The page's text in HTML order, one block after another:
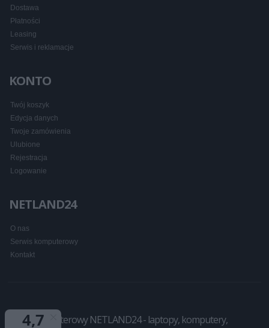
Dostawa
Płatności
Leasing
Serwis i reklamacje
KONTO
Twój koszyk
Edycja danych
Twoje zamówienia
Ulubione
Rejestracja
Logowanie
NETLAND24
O nas
Serwis komputerowy
Kontakt
Sklep komputerowy NETLAND24 - laptopy, komputery,